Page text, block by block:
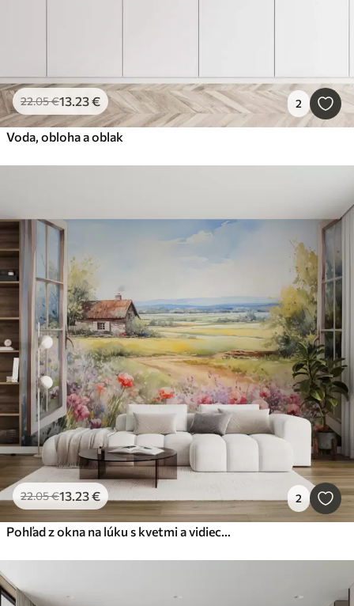
22.05€13.23€ 2
Voda, obloha a oblak
22.05€13.23€ 2
Pohľad z okna na lúku s kvetmi a vidieckym domom akvarel